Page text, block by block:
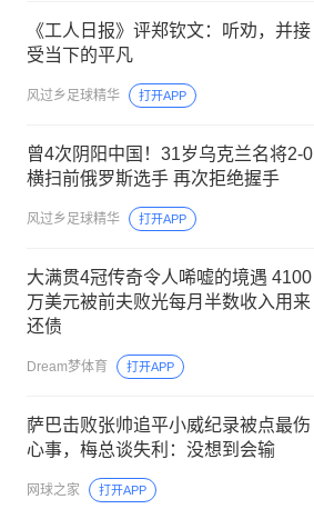
《工人日报》评郑钦文：听劝，并接
受当下的平凡
风过乡足球精华 打开APP
曾4次阴阳中国！31岁乌克兰名将2-0
横扫前俄罗斯选手 再次拒绝握手
风过乡足球精华 打开APP
大满贯4冠传奇令人唏嘘的境遇 4100
万美元被前夫败光每月半数收入用来
还债
Dream梦体育 打开APP
萨巴击败张帅追平小威纪录被点最伤
心事，梅总谈失利：没想到会输
网球之家 打开APP